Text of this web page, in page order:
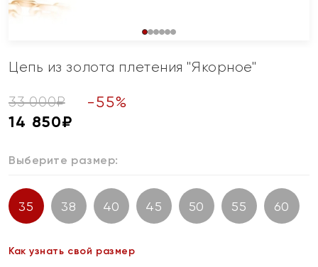
Цепь из золота плетения "Якорное"
33 000₽ -55%
14 850₽
Выберите размер:
35 38 40 45 50 55 60
Как узнать свой размер